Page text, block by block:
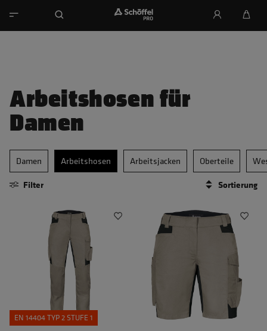
Arbeitshosen für
Damen
Damen Arbeitshosen Arbeitsjacken Oberteile
Filter
Sortierung
EN 14404 TYP 2 STUFE 1